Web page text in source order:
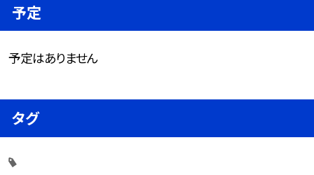
予定
予定はありません
タグ